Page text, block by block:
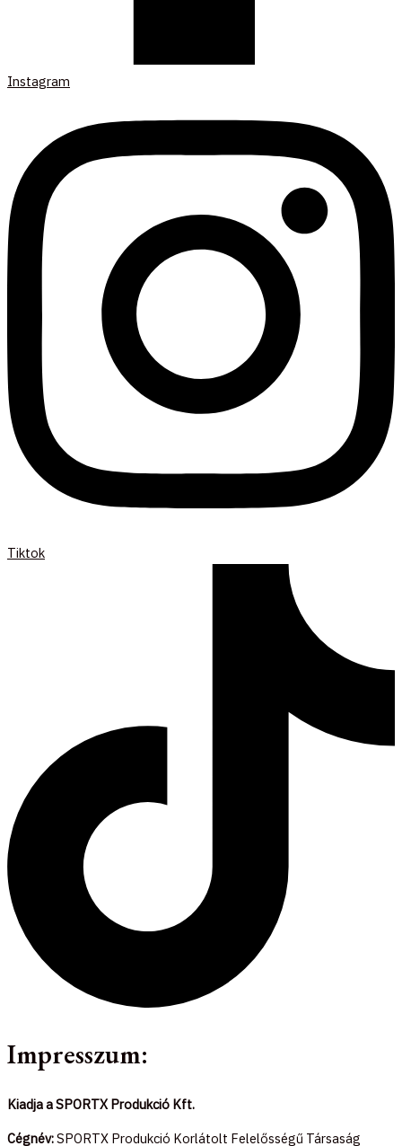
Instagram
Tiktok
Impresszum:
Kiadja a SPORTX Produkció Kft.
Cégnév:SPORTX Produkció Korlátolt Felelősségű Társaság